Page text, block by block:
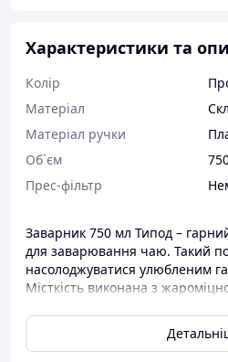
Характеристики та
Колір
Матеріал
Матеріал ручки
Об`єм
Прес-фільтр
Заварник 750 мл Типод –
для заварювання чаю. Такий
насолоджуватися улюбленим
Місткість виконана з
Скляний посуд – це ідеальне
дизайну та матеріалів високої
оформлення склянок та чашок